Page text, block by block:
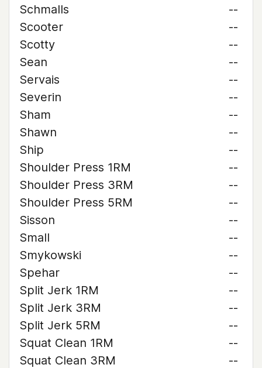
Schmalls
--
Scooter
--
Scotty
--
Sean
--
Servais
--
Severin
--
Sham
--
Shawn
--
Ship
--
Shoulder Press 1RM
--
Shoulder Press 3RM
--
Shoulder Press 5RM
--
Sisson
--
Small
--
Smykowski
--
Spehar
--
Split Jerk 1RM
--
Split Jerk 3RM
--
Split Jerk 5RM
--
Squat Clean 1RM
--
Squat Clean 3RM
--